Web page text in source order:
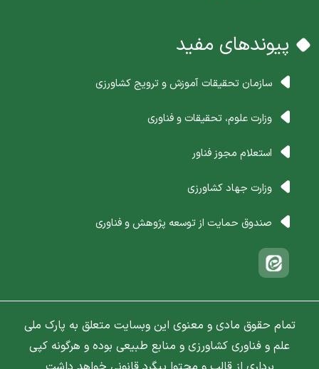
پیوندهای مفید
سازمان تحقیقات آموزش و ترویج کشاورزی
وزارت علوم، تحقیقات و فناوری
استعلام مجوز فناور
وزارت جهاد کشاورزی
صندوق حمایت از توسعه پژوهش و فناوری
تمام حقوق مادی و معنوی این وبسایت متعلق به پارک ملی
علم و فناوری کشاورزی و منابع طبیعی بوده و هرگونه کپی